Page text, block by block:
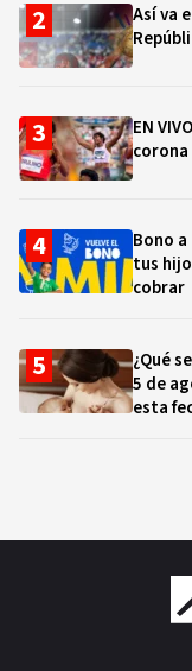
Así va
EN
Bono
tus
cobrar
¿Qué
5 de
esta